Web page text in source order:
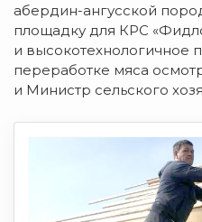
абердин-ангусской
площадку для КРС
и высокотехнологичное
переработке мяса
и Министр сельского